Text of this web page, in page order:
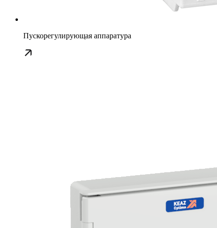
Пускорегулирующая аппаратура